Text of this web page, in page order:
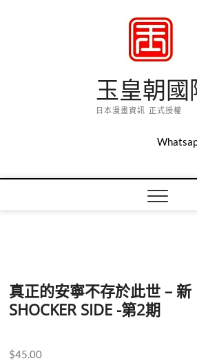
玉皇朝國
日本漫畫資訊 正式授權
真正的安寧不存於此世 –
SHOCKER SIDE -第2期
$45.00